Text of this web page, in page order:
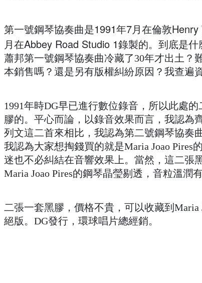
第一號鋼琴協奏曲是1991年7月在倫敦
月在Abbey Road Studio 1錄製的。到底是
蕭邦第一號鋼琴協奏曲冷藏了30年才出土？
本銷售嗎？還是另有版權糾紛原因？我查遍
1991年時DG早已進行數位錄音，所以此處
膠的。平心而論，以錄音效果而言，我認為
列文這二首來相比，我認為第二號鋼琴協奏
我認為大家想掏錢買的就是Maria Joao Pires
迷也不必糾結在音響效果上。當然，這二張
Maria Joao Pires的鋼琴晶瑩剔透，音粒溫潤
二張一套黑膠，價格不貴，可以收藏到 Maria
絕版。DG發行，環球唱片總經銷。